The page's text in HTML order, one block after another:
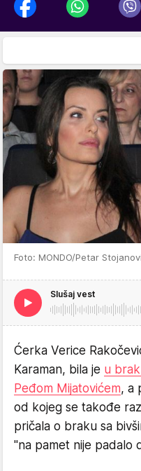
Foto: MONDO/Petar
Slušaj vest
Ćerka Verice
Karaman, bila je u
Peđom Mijatovićem, a
od kojeg se takođe
pričala o braku sa
"na pamet nije padalo